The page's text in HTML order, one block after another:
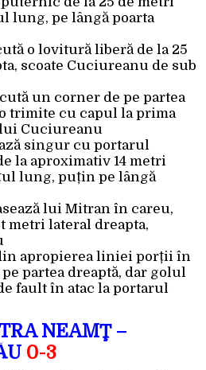
lung, pe lângă poarta
o lovitură liberă de la 25
scoate Cuciureanu de sub
un corner de pe partea
trimite cu capul la prima
lui Cuciureanu
singur cu portarul
la aproximativ 14 metri
lung, puțin pe lângă
lui Mitran în careu,
metri lateral dreapta,
apropierea liniei porții în
partea dreaptă, dar golul
fault în atac la portarul
NEAMŢ –
0-3